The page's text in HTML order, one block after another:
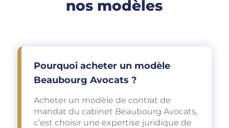
nos modèles
Pourquoi acheter un modèle
Beaubourg Avocats ?
Acheter un modèle de contrat de
mandat du cabinet Beaubourg Avocats,
c’est choisir une expertise juridique de